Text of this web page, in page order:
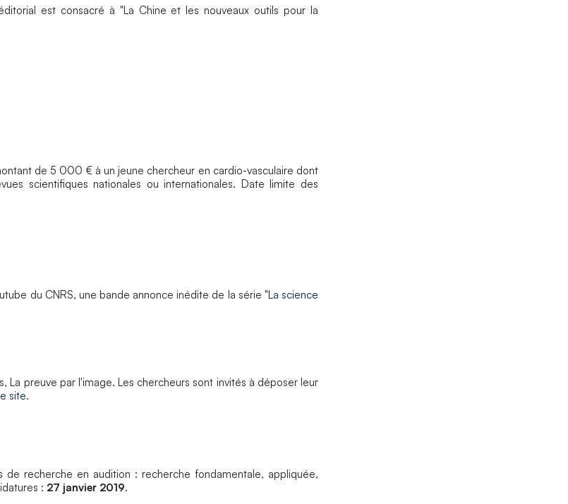
est consacré à "La Chine et les nouveaux outils pour la
de 5 000 € à un jeune chercheur en cardio-vasculaire dont
scientifiques nationales ou internationales. Date limite des
du CNRS, une bande annonce inédite de la série "La science
La preuve par l'image. Les chercheurs sont invités à déposer leur
site.
de recherche en audition : recherche fondamentale, appliquée,
: 27 janvier 2019.